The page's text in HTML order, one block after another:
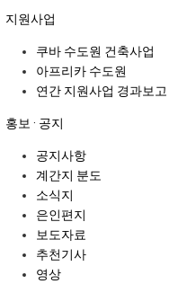
지원사업
쿠바 수도원 건축사업
아프리카 수도원
연간 지원사업 경과보고
홍보 · 공지
공지사항
계간지 분도
소식지
은인편지
보도자료
추천기사
영상